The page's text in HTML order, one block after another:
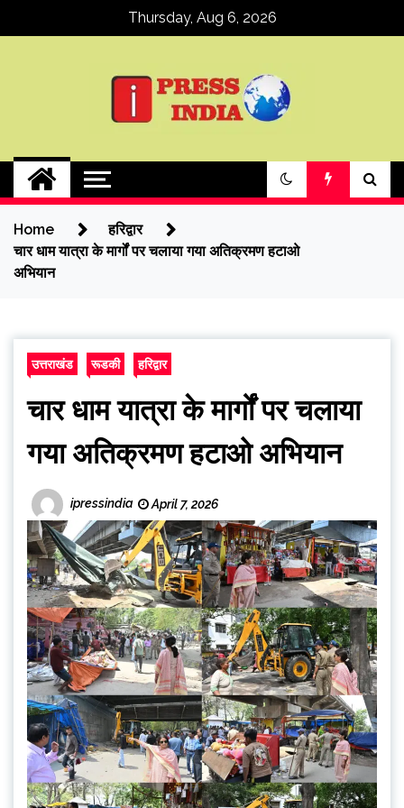
Thursday, Aug 6, 2026
ipressindia
Home
हरिद्वार
चार धाम यात्रा के मार्गों पर चलाया गया अतिक्रमण हटाओ
अभियान
उत्तराखंड रूडकी हरिद्वार
चार धाम यात्रा के मार्गों पर चलाया
गया अतिक्रमण हटाओ अभियान
ipressindia April 7, 2026